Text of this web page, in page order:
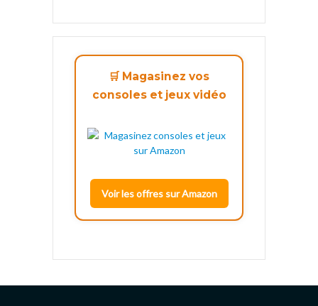
🛒 Magasinez vos
consoles et jeux vidéo
Voir les offres sur Amazon